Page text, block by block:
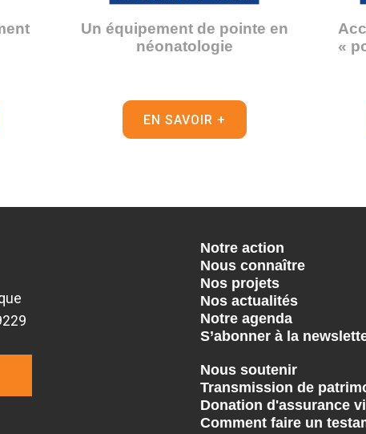
Un équipement de pointe en
néonatologie
EN SAVOIR +
«
Notre action
Nous connaître
Nos projets
Nos actualités
Notre agenda
S’abonner à la
Nous soutenir
Transmission de
Donation d'assurance
Comment faire un